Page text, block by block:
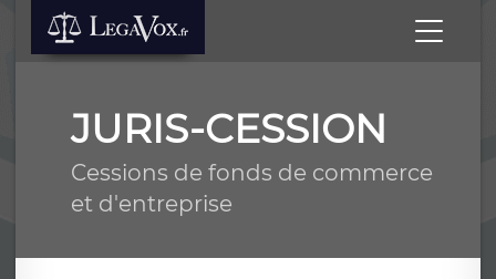
JURIS-CESSION
Cessions de fonds de commerce
et d'entreprise